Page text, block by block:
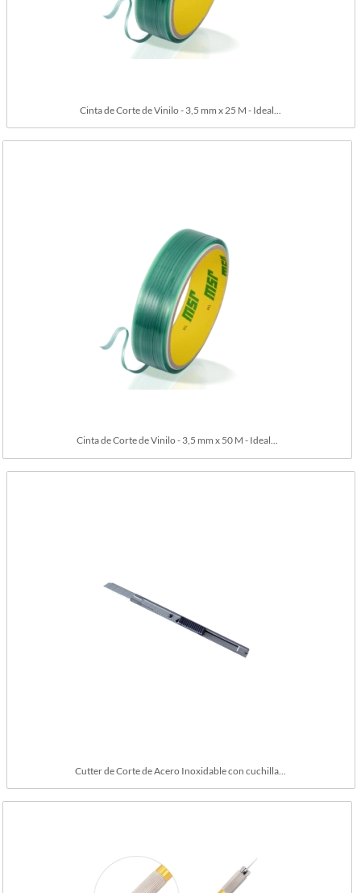
Cinta de Corte de Vinilo - 3,5 mm x 25 M - Ideal...
Cinta de Corte de Vinilo - 3,5 mm x 50 M - Ideal...
Cutter de Corte de Acero Inoxidable con cuchilla...